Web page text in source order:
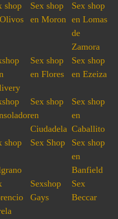
shop
Sex shop
en Moron
Sex shop
en Lomas
de
Zamora
Sex shop
en Flores
Sex shop
en Ezeiza
Sex shop
en
Ciudadela
Sex shop
en
Caballito
shop
Sex Shop
Sex shop
en
Banfield
Sexshop
Gays
Sex
Beccar